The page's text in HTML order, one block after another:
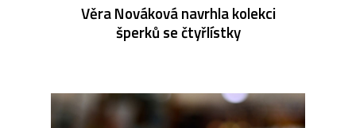
Věra Nováková navrhla kolekci
šperků se čtyřlístky